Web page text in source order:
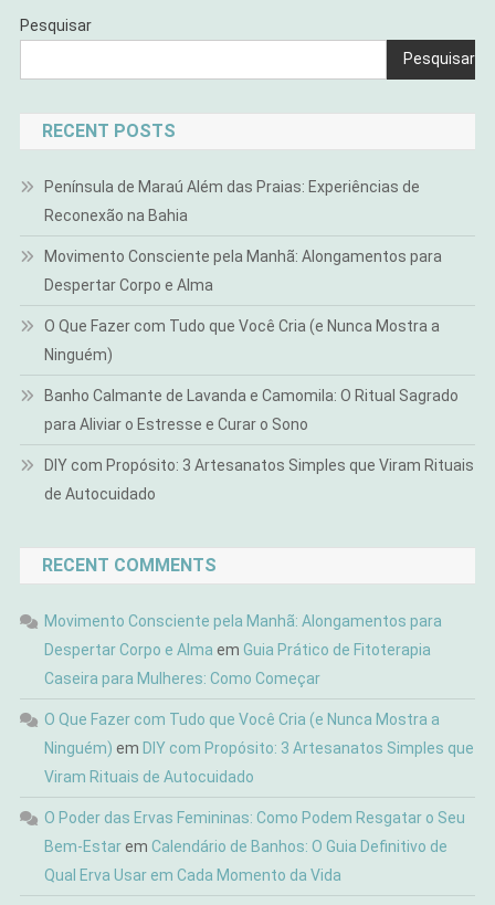
Pesquisar
Pesquisar
RECENT POSTS
Península de Maraú Além das Praias: Experiências de
Reconexão na Bahia
Movimento Consciente pela Manhã: Alongamentos para
Despertar Corpo e Alma
O Que Fazer com Tudo que Você Cria (e Nunca Mostra a
Ninguém)
Banho Calmante de Lavanda e Camomila: O Ritual Sagrado
para Aliviar o Estresse e Curar o Sono
DIY com Propósito: 3 Artesanatos Simples que Viram Rituais
de Autocuidado
RECENT COMMENTS
Movimento Consciente pela Manhã: Alongamentos para
Despertar Corpo e Alma em Guia Prático de Fitoterapia
Caseira para Mulheres: Como Começar
O Que Fazer com Tudo que Você Cria (e Nunca Mostra a
Ninguém) em DIY com Propósito: 3 Artesanatos Simples que
Viram Rituais de Autocuidado
O Poder das Ervas Femininas: Como Podem Resgatar o Seu
Bem-Estarem Calendário de Banhos: O Guia Definitivo de
Qual Erva Usar em Cada Momento da Vida